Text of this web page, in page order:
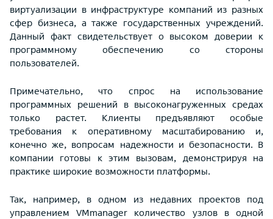
виртуализации в инфраструктуре компаний из разных
сфер бизнеса, а также государственных учреждений.
Данный факт свидетельствует о высоком доверии к
программному обеспечению со стороны
пользователей.
Примечательно, что спрос на использование
программных решений в высоконагруженных средах
только растет. Клиенты предъявляют особые
требования к оперативному масштабированию и,
конечно же, вопросам надежности и безопасности. В
компании готовы к этим вызовам, демонстрируя на
практике широкие возможности платформы.
Так, например, в одном из недавних проектов под
управлением VMmanager количество узлов в одной